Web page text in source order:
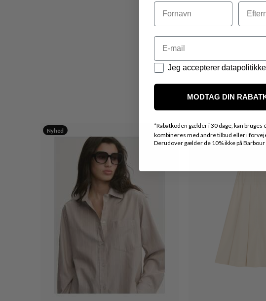
Nyhed
Navn
Email
Datapolitik
Jeg accepterer
MODTAG DIN
*Rabatkoden gælder i 30 dage, kan bruges
kombineres med andre tilbud eller i
Derudover gælder de 10% ikke på Barbour